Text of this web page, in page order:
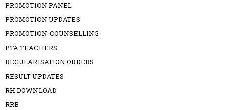
PROMOTION PANEL
PROMOTION UPDATES
PROMOTION-COUNSELLING
PTA TEACHERS
REGULARISATION ORDERS
RESULT UPDATES
RH DOWNLOAD
RRB